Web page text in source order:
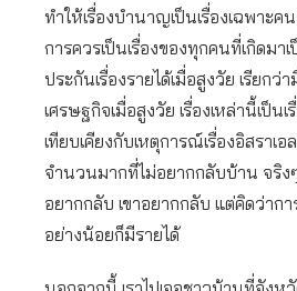
ทำให้เรื่องบำนาญเป็นเรื่องเฉพาะ
การควรเป็นเรื่องของทุกคนที่เกิดม
ประกันเรื่องรายได้เมื่อสูงวัย เรียกว่
เศรษฐกิจเมื่อสูงวัย เรื่องเหล่านี้เป็
เทียบเคียงกับเหตุการณ์เรื่องอิสราเ
จำนวนมากที่ไม่อยากกลับบ้าน จริงๆ
อยากกลับ เขาอยากกลับ แต่คิดว่าก
อย่างน้อยก็มีรายได้